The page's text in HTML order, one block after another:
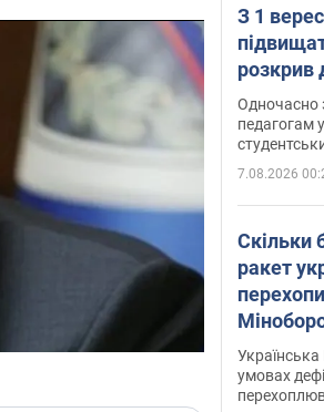
З 1
розкрив
Одночасно
педагогам
7.08.2026
Скільки
ракет
цифру
умовах